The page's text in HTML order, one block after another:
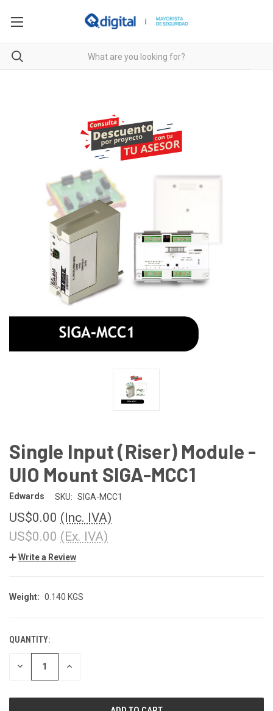
Single Input (Riser) Module -
UIO Mount SIGA-MCC1
Edwards SKU: SIGA-MCC1
US$0.00 (Inc. IVA)
US$0.00 (Ex. IVA)
Write a Review
Weight: 0.140 KGS
CURRENT
STOCK:
QUANTITY:
DECREASE INCREASE